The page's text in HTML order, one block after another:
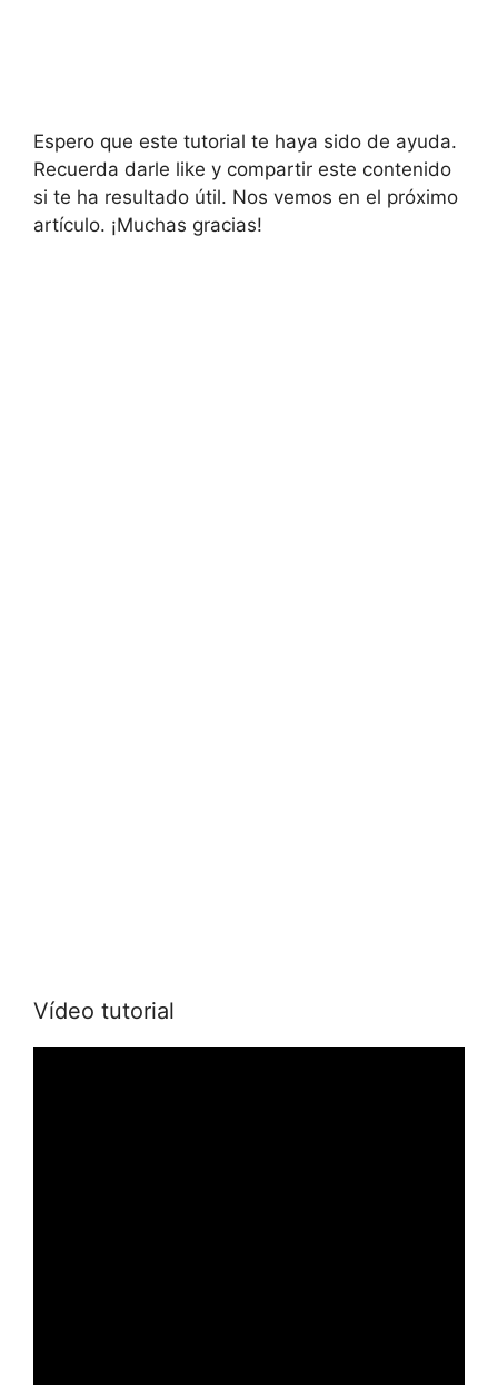
Espero que este tutorial te haya sido de ayuda.
Recuerda darle like y compartir este contenido
si te ha resultado útil. Nos vemos en el próximo
artículo. ¡Muchas gracias!
Vídeo tutorial